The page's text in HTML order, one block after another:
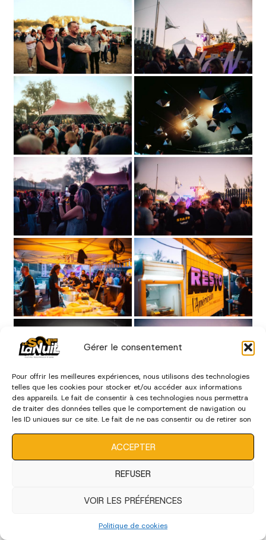
Gérer le consentement
Pour offrir les meilleures expériences, nous utilisons des technologies
telles que les cookies pour stocker et/ou accéder aux informations
des appareils. Le fait de consentir à ces technologies nous permettra
de traiter des données telles que le comportement de navigation ou
les ID uniques sur ce site. Le fait de ne pas consentir ou de retirer son
ACCEPTER
REFUSER
VOIR LES PRÉFÉRENCES
Politique de cookies